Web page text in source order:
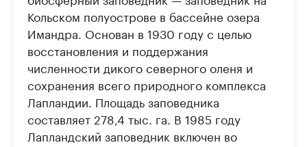
Кольском полуострове в бассейне озера
Имандра. Основан в 1930 году с целью
восстановления и поддержания
численности дикого северного оленя и
сохранения всего природного комплекса
Лапландии. Площадь заповедника
составляет 278,4 тыс. га. В 1985 году
Лапландский заповедник включен во